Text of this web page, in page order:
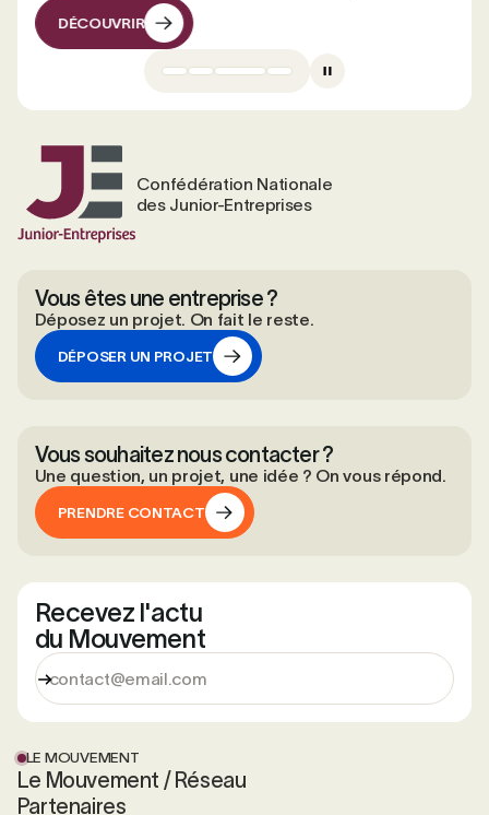
DÉCOUVRIR
Confédération Nationale
des Junior-Entreprises
Vous êtes une entreprise ?
Déposez un projet. On fait le reste.
DÉPOSER UN PROJET
Vous souhaitez nous contacter ?
Une question, un projet, une idée ? On vous répond.
PRENDRE CONTACT
Recevez l'actu
du Mouvement
LE MOUVEMENT
Le Mouvement / Réseau
Partenaires